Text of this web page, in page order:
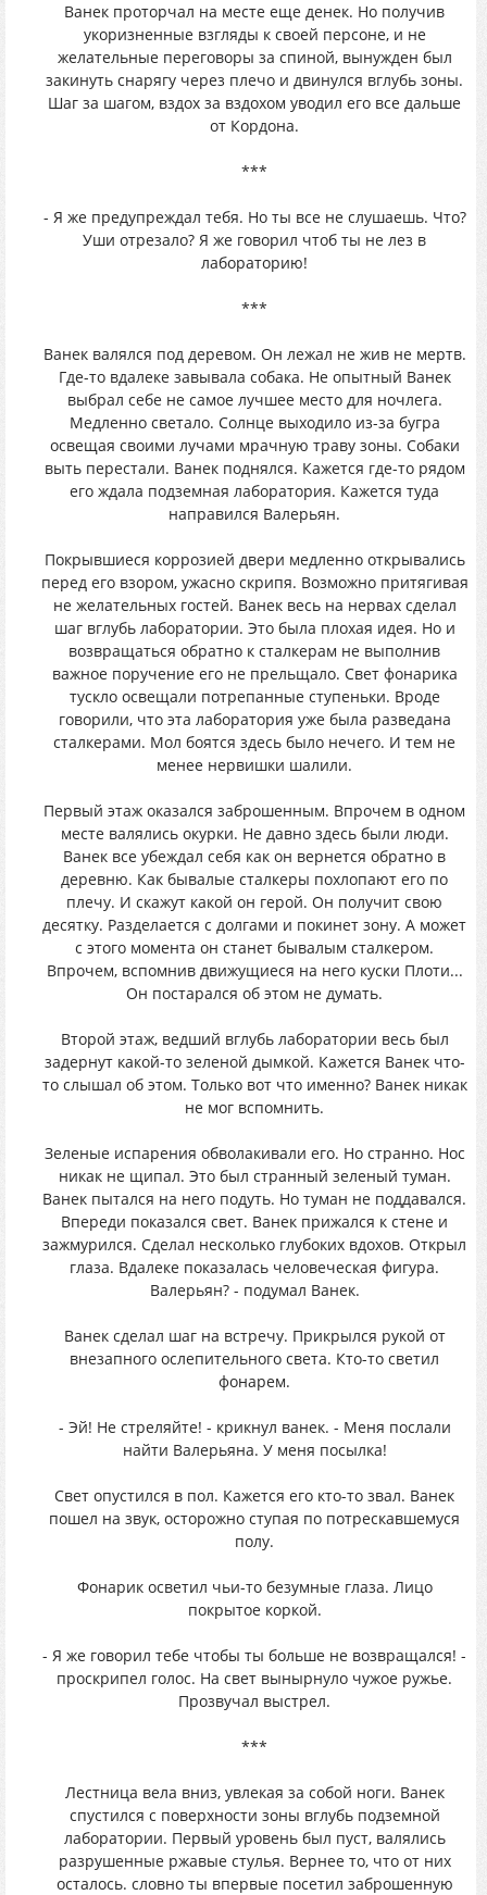
Ванек проторчал на месте еще денек. Но получив
укоризненные взгляды к своей персоне, и не
желательные переговоры за спиной, вынужден был
закинуть снарягу через плечо и двинулся вглубь зоны.
Шаг за шагом, вздох за вздохом уводил его все дальше
от Кордона.
***
- Я же предупреждал тебя. Но ты все не слушаешь. Что?
Уши отрезало? Я же говорил чтоб ты не лез в
лабораторию!
***
Ванек валялся под деревом. Он лежал не жив не мертв.
Где-то вдалеке завывала собака. Не опытный Ванек
выбрал себе не самое лучшее место для ночлега.
Медленно светало. Солнце выходило из-за бугра
освещая своими лучами мрачную траву зоны. Собаки
выть перестали. Ванек поднялся. Кажется где-то рядом
его ждала подземная лаборатория. Кажется туда
направился Валерьян.
Покрывшиеся коррозией двери медленно открывались
перед его взором, ужасно скрипя. Возможно притягивая
не желательных гостей. Ванек весь на нервах сделал
шаг вглубь лаборатории. Это была плохая идея. Но и
возвращаться обратно к сталкерам не выполнив
важное поручение его не прельщало. Свет фонарика
тускло освещали потрепанные ступеньки. Вроде
говорили, что эта лаборатория уже была разведана
сталкерами. Мол боятся здесь было нечего. И тем не
менее нервишки шалили.
Первый этаж оказался заброшенным. Впрочем в одном
месте валялись окурки. Не давно здесь были люди.
Ванек все убеждал себя как он вернется обратно в
деревню. Как бывалые сталкеры похлопают его по
плечу. И скажут какой он герой. Он получит свою
десятку. Разделается с долгами и покинет зону. А может
с этого момента он станет бывалым сталкером.
Впрочем, вспомнив движущиеся на него куски Плоти...
Он постарался об этом не думать.
Второй этаж, ведший вглубь лаборатории весь был
задернут какой-то зеленой дымкой. Кажется Ванек что-
то слышал об этом. Только вот что именно? Ванек никак
не мог вспомнить.
Зеленые испарения обволакивали его. Но странно. Нос
никак не щипал. Это был странный зеленый туман.
Ванек пытался на него подуть. Но туман не поддавался.
Впереди показался свет. Ванек прижался к стене и
зажмурился. Сделал несколько глубоких вдохов. Открыл
глаза. Вдалеке показалась человеческая фигура.
Валерьян? - подумал Ванек.
Ванек сделал шаг на встречу. Прикрылся рукой от
внезапного ослепительного света. Кто-то светил
фонарем.
- Эй! Не стреляйте! - крикнул ванек. - Меня послали
найти Валерьяна. У меня посылка!
Свет опустился в пол. Кажется его кто-то звал. Ванек
пошел на звук, осторожно ступая по потрескавшемуся
полу.
Фонарик осветил чьи-то безумные глаза. Лицо
покрытое коркой.
- Я же говорил тебе чтобы ты больше не возвращался! -
проскрипел голос. На свет вынырнуло чужое ружье.
Прозвучал выстрел.
***
Лестница вела вниз, увлекая за собой ноги. Ванек
спустился с поверхности зоны вглубь подземной
лаборатории. Первый уровень был пуст, валялись
разрушенные ржавые стулья. Вернее то, что от них
осталось. словно ты впервые посетил заброшенную